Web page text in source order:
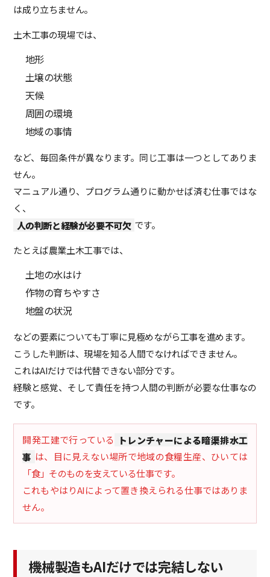
は成り立ちません。
土木工事の現場では、
地形
土壌の状態
天候
周囲の環境
地域の事情
など、毎回条件が異なります。同じ工事は一つとしてありま
せん。
マニュアル通り、プログラム通りに動かせば済む仕事ではな
く、
人の判断と経験が必要不可欠 です。
たとえば農業土木工事では、
土地の水はけ
作物の育ちやすさ
地盤の状況
などの要素についても丁寧に見極めながら工事を進めます。
こうした判断は、現場を知る人間でなければできません。
これはAIだけでは代替できない部分です。
経験と感覚、そして責任を持つ人間の判断が必要な仕事なの
です。
開発工建で行っている
トレンチャーによる暗渠排水工
事 は、目に見えない場所で地域の食糧生産、ひいては
「食」そのものを支えている仕事です。
これもやはりAIによって置き換えられる仕事ではありま
せん。
機械製造もAIだけでは完結しない